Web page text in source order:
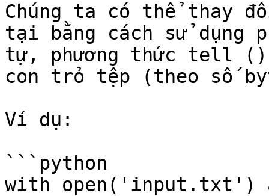
Chúng ta có thể thay
tại bằng cách sử dụng
tự, phương thức tell
con trỏ tệp (theo số
Ví dụ:
```python
with